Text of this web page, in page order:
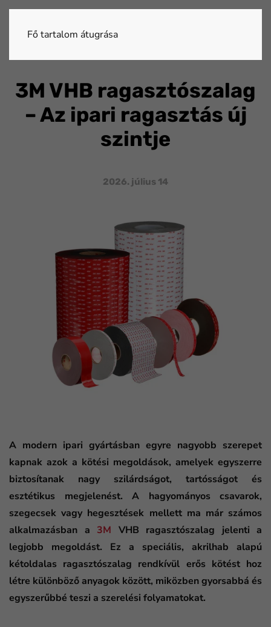
Fő tartalom átugrása
3M VHB ragasztószalag
– Az ipari ragasztás új
szintje
2026. július 14
A modern ipari gyártásban egyre nagyobb szerepet
kapnak azok a kötési megoldások, amelyek egyszerre
biztosítanak nagy szilárdságot, tartósságot és
esztétikus megjelenést. A hagyományos csavarok,
szegecsek vagy hegesztések mellett ma már számos
alkalmazásban a 3M VHB ragasztószalag jelenti a
legjobb megoldást. Ez a speciális, akrilhab alapú
kétoldalas ragasztószalag rendkívül erős kötést hoz
létre különböző anyagok között, miközben gyorsabbá és
egyszerűbbé teszi a szerelési folyamatokat.